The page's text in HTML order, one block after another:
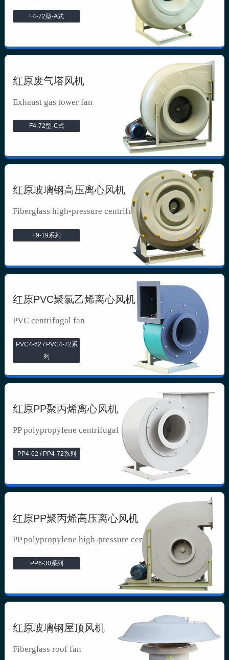
F4-72型-A式
红原废气塔风机
Exhaust gas tower fan
F4-72型-C式
红原玻璃钢高压离心风机
Fiberglass high-pressure centrifuga...
F9-19系列
红原PVC聚氯乙烯离心风机
PVC centrifugal fan
PVC4-62 / PVC4-72系
列
红原PP聚丙烯离心风机
PP polypropylene centrifugal fan
PP4-62 / PP4-72系列
红原PP聚丙烯高压离心风机
PP polypropylene high-pressure cen...
PP6-30系列
红原玻璃钢屋顶风机
Fiberglass roof fan